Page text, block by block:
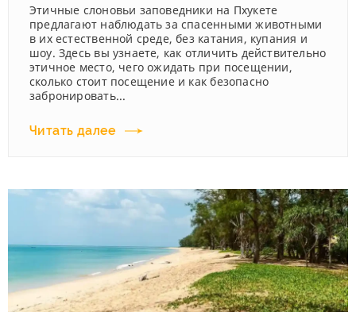
Этичные слоновьи заповедники на Пхукете
предлагают наблюдать за спасенными животными
в их естественной среде, без катания, купания и
шоу. Здесь вы узнаете, как отличить действительно
этичное место, чего ожидать при посещении,
сколько стоит посещение и как безопасно
забронировать...
Читать далее